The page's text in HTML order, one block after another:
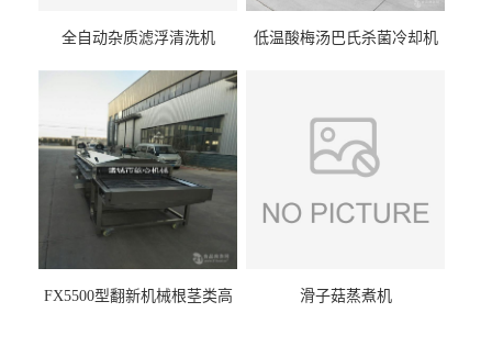
全自动杂质滤浮清洗机 低温酸梅汤巴氏杀菌冷却机
FX5500型翻新机械根茎类高
滑子菇蒸煮机